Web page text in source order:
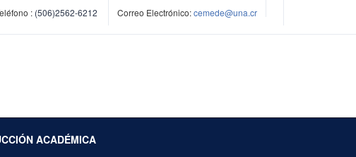
: (506)2562-6212 Correo Electrónico:cemede@una.cr
ACADÉMICA